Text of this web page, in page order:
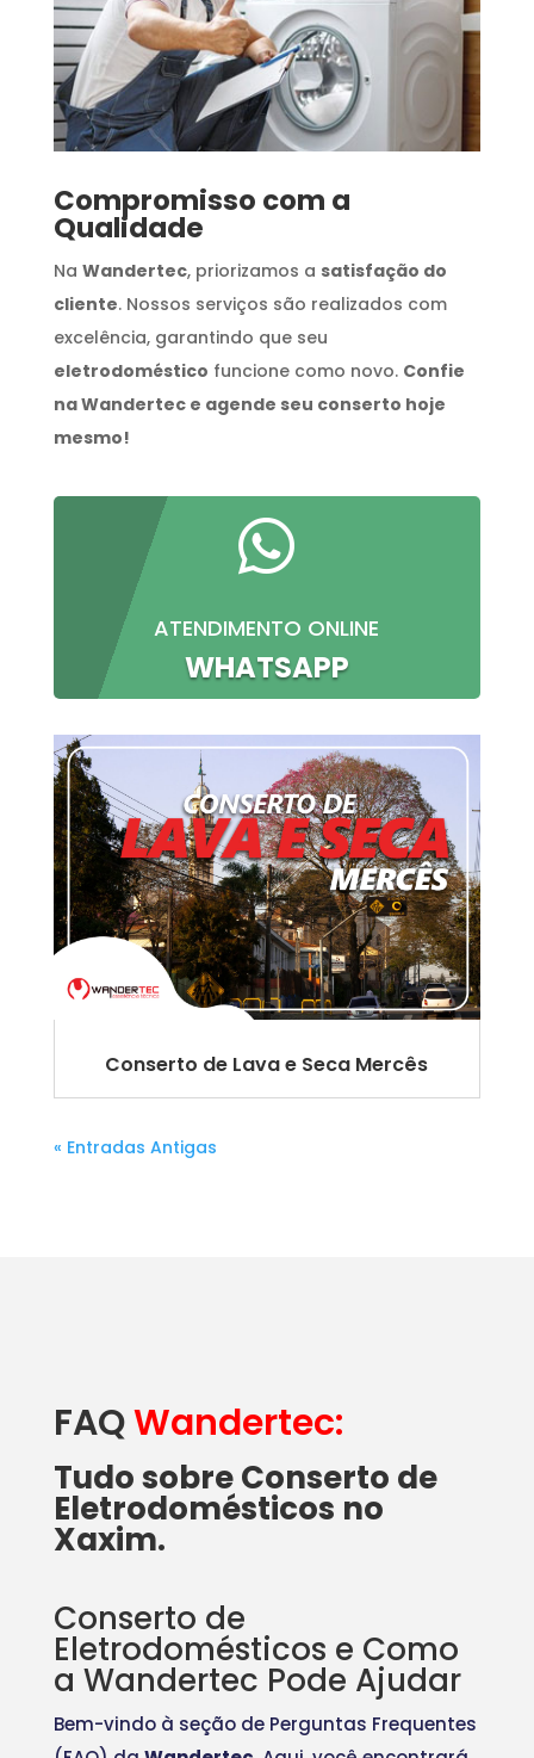
Compromisso com a
Qualidade
Na Wandertec, priorizamos a satisfação do
cliente. Nossos serviços são realizados com
excelência, garantindo que seu
eletrodoméstico funcione como novo. Confie
na Wandertec e agende seu conserto hoje
mesmo!

ATENDIMENTO ONLINE
WHATSAPP
Conserto de Lava e Seca Mercês
« Entradas Antigas
FAQWandertec:
Tudo sobre Conserto de
Eletrodomésticos no
Xaxim.
Conserto de
Eletrodomésticos e Como
a Wandertec Pode Ajudar
Bem-vindo à seção de Perguntas Frequentes